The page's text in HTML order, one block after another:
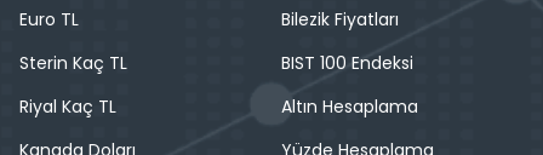
Euro TL
Sterin Kaç TL
Riyal Kaç TL
Kanada Doları
Bilezik Fiyatları
BIST 100 Endeksi
Altın Hesaplama
Yüzde Hesaplama